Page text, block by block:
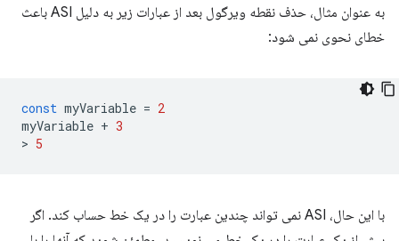
به عنوان مثال، حذف نقطه ویرگول بعد از عبارات زیر به دلیل ASI باعث
خطای نحوی نمی شود:
const myVariable = 2
myVariable + 3
> 5
با این حال، ASI نمی تواند چندین عبارت را در یک خط حساب کند. اگر